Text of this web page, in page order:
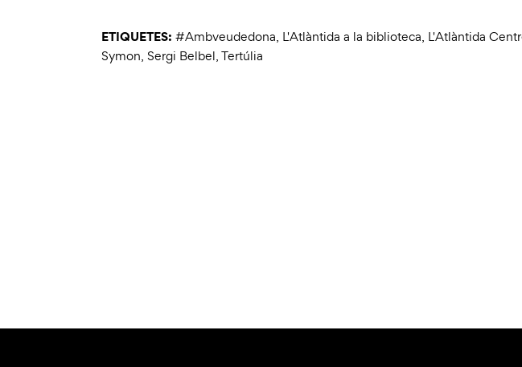
ETIQUETES: #Ambveudedona, L'Atlàntida a la biblioteca, L'Atlàntida
Symon, Sergi Belbel,Tertúlia